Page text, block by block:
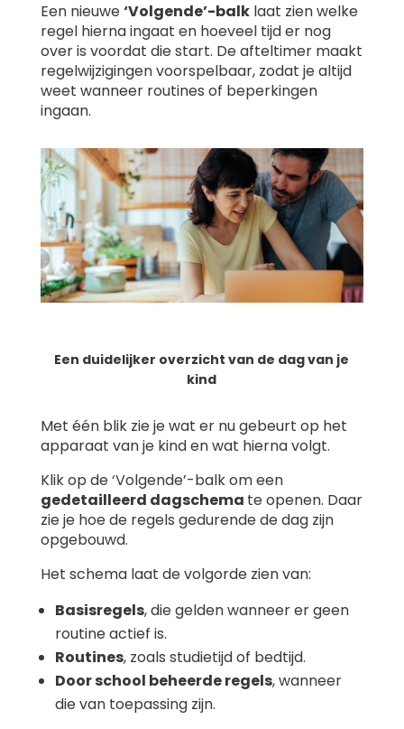
Een nieuwe‘Volgende’-balklaat zien welke
regel hierna ingaat en hoeveel tijd er nog
over is voordat die start. De afteltimer maakt
regelwijzigingen voorspelbaar, zodat je altijd
weet wanneer routines of beperkingen
ingaan.
Een duidelijker overzicht van de dag van je
kind
Met één blik zie je wat er nu gebeurt op het
apparaat van je kind en wat hierna volgt.
Klik op de‘Volgende’-balk om een
gedetailleerd dagschema te openen. Daar
zie je hoe de regels gedurende de dag zijn
opgebouwd.
Het schema laat de volgorde zien van:
Basisregels, die gelden wanneer er geen
routine actief is.
Routines, zoals studietijd of bedtijd.
Door school beheerde regels, wanneer
die van toepassing zijn.